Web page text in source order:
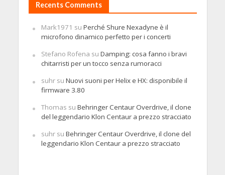
Recents Comments
Mark1971 su Perché Shure Nexadyne è il
microfono dinamico perfetto per i concerti
Stefano Rofena su Damping: cosa fanno i bravi
chitarristi per un tocco senza rumoracci
suhrsu Nuovi suoni per Helix e HX: disponibile il
firmware 3.80
Thomas su Behringer Centaur Overdrive, il clone
del leggendario Klon Centaur a prezzo stracciato
suhrsu Behringer Centaur Overdrive, il clone del
leggendario Klon Centaur a prezzo stracciato